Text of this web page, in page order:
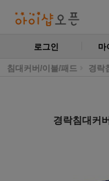
로그인 마
침대커버/이불/패드 경락
경락침대커